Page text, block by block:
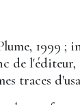
1999 ;
de
traces